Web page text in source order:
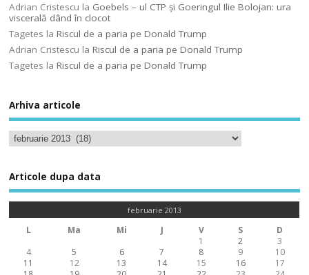
Adrian Cristescu la Goebels – ul CTP şi Goeringul Ilie Bolojan: ura
viscerală dând în clocot
Tagetes laRiscul de a paria pe Donald Trump
Adrian Cristescu laRiscul de a paria pe Donald Trump
Tagetes laRiscul de a paria pe Donald Trump
Arhiva articole
Articole dupa data
februarie 2013
L Ma Mi J V S
D
1
2
3
4
5 6 7 8 9
10
11
12 13 14 15 16
17